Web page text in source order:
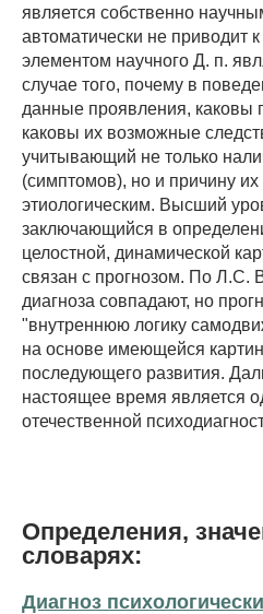
является собственно
автоматически не приводит
элементом научного Д. п.
случае того, почему в
данные проявления,
каковы их возможные
учитывающий не только
(симптомов), но и причину
этиологическим. Высший
заключающийся в
целостной, динамической
связан с прогнозом. По Л.С.
диагноза совпадают, но
"внутреннюю логику
на основе имеющейся
последующего развития.
настоящее время является
отечественной
Определения,
словарях:
Диагноз